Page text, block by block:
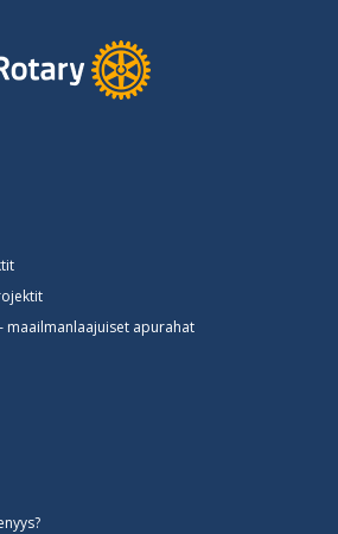
maailmanlaajuiset apurahat